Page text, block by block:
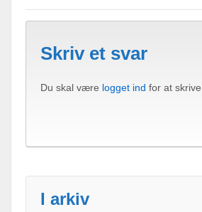
Skriv et svar
Du skal være logget ind for at
I arkiv